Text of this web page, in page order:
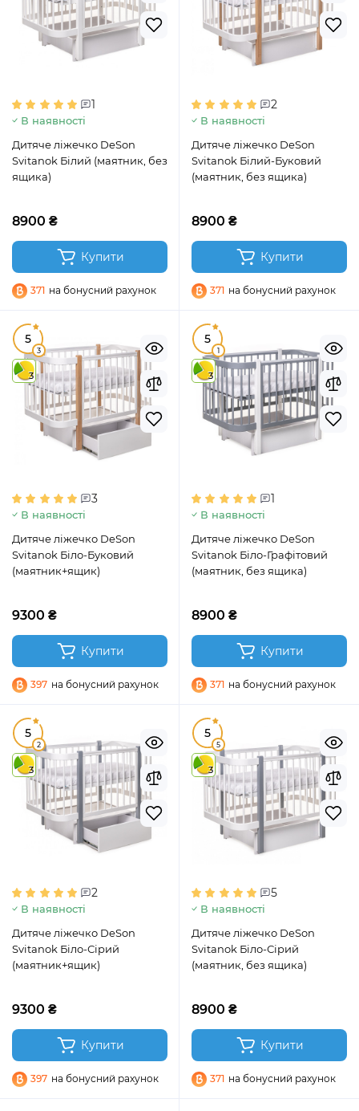
1
В наявності
Дитяче ліжечко DeSon
Svitanok Білий (маятник, без
ящика)
8900 ₴
Купити
371 на бонусний рахунок
2
В наявності
Дитяче ліжечко DeSon
Svitanok Білий-Буковий
(маятник, без ящика)
8900 ₴
Купити
371 на бонусний рахунок
5
3
3
3
В наявності
Дитяче ліжечко DeSon
Svitanok Біло-Буковий
(маятник+ящик)
9300 ₴
Купити
397 на бонусний рахунок
5
1
3
1
В наявності
Дитяче ліжечко DeSon
Svitanok Біло-Графітовий
(маятник, без ящика)
8900 ₴
Купити
371 на бонусний рахунок
5
2
3
2
В наявності
Дитяче ліжечко DeSon
Svitanok Біло-Сірий
(маятник+ящик)
9300 ₴
Купити
397 на бонусний рахунок
5
5
3
5
В наявності
Дитяче ліжечко DeSon
Svitanok Біло-Сірий
(маятник, без ящика)
8900 ₴
Купити
371 на бонусний рахунок